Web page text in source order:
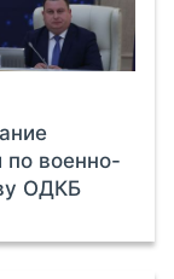
по военно-
ОДКБ